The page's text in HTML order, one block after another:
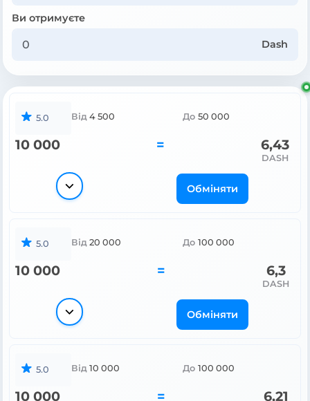
Ви отримуєте
Dash
5.0 Від 4 500 До 50 000
10 000 = 6,43
DASH
Обміняти
5.0 Від 20 000 До 100 000
10 000 = 6,3
DASH
Обміняти
5.0 Від 10 000 До 100 000
10 000 = 6,21